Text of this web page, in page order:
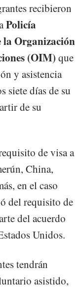
recibieron
Policía
la Organización
(OIM) que
y asistencia
siete días de su
de su
de visa a
China,
en el caso
del requisito de
del acuerdo
Unidos.
tendrán
asistido,